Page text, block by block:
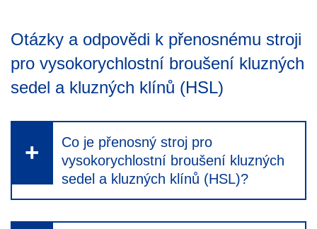
Otázky a odpovědi k přenosnému stroji
pro vysokorychlostní broušení kluzných
sedel a kluzných klínů (HSL)
Co je přenosný stroj pro
vysokorychlostní broušení kluzných
sedel a kluzných klínů (HSL)?